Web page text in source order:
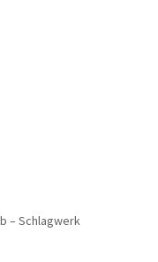
– Schlagwerk